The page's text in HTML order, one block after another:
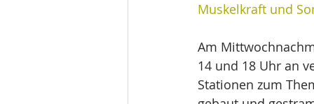
Muskelkraft und
Am
14 und 18 Uhr an
Stationen zum